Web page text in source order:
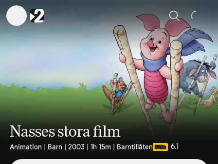
Sök
Nasses stora film
Animation | Barn | 2003 | 1h 15m | Barntillåten 6.1